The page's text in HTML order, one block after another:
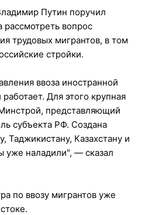
Путин поручил
рассмотреть вопрос
трудовых мигрантов, в том
стройки.
ввоза иностранной
Для этого крупная
представляющий
субъекта РФ. Создана
Таджикистану, Казахстану и
уже наладили", — сказал
по ввозу мигрантов уже